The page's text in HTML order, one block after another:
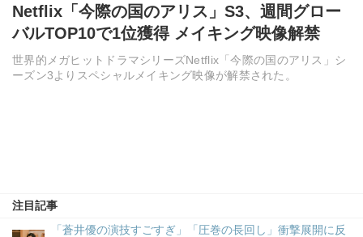
Netflix「今際の国のアリス」S3、週間グロー
バルTOP10で1位獲得 メイキング映像解禁
世界的メガヒットドラマシリーズNetflix「今際の国のアリス」シ
ーズン3よりスペシャルメイキング映像が解禁された。
注目記事
「蒼井優の演技すごすぎ」「圧巻の長回し」衝撃展開に反